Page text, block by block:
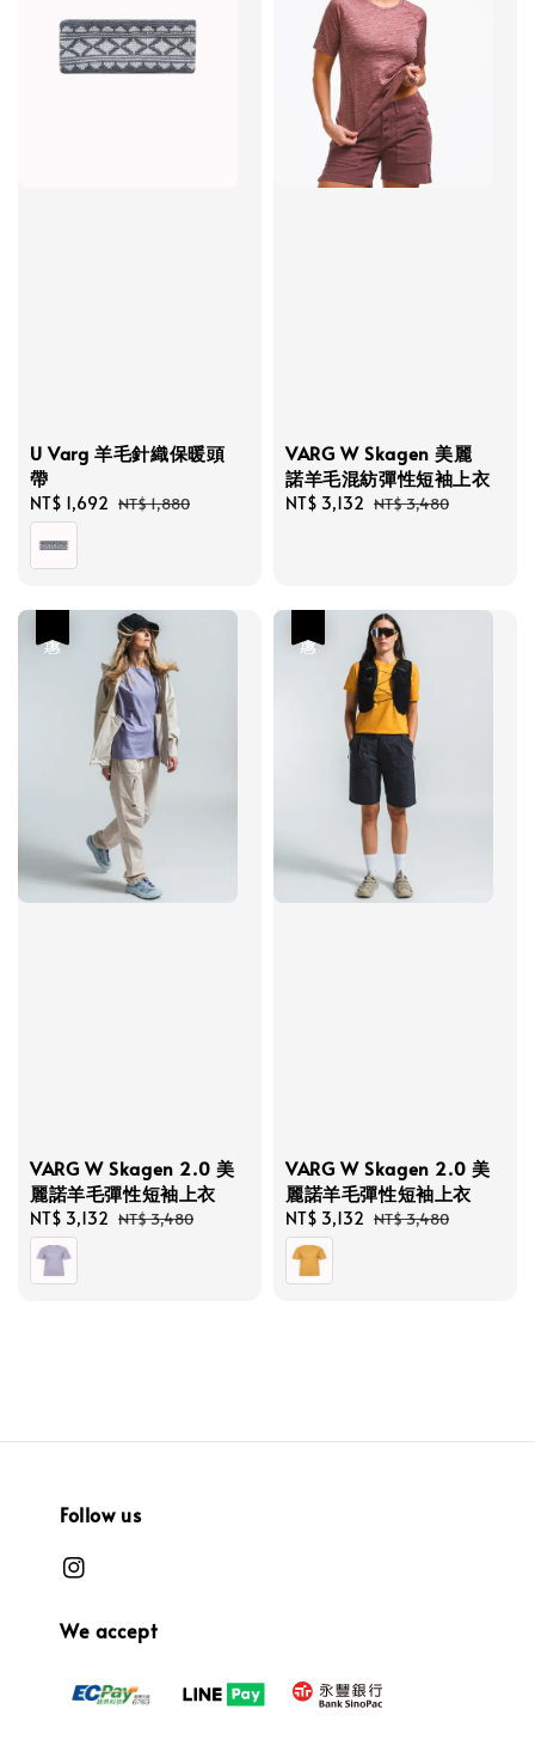
U Varg 羊毛針織保暖頭
帶
Sale
price
NT$ 1,692 Regular
NT$ 1,880
VARG W Skagen 美麗
諾羊毛混紡彈性短袖上衣
Sale
NT$ 3,132 Regular
NT$ 3,480
VARG W Skagen 2.0 美
麗諾羊毛彈性短袖上衣
Sale
price
NT$ 3,132 Regular
NT$ 3,480
VARG W Skagen 2.0 美
麗諾羊毛彈性短袖上衣
Sale
price
NT$ 3,132 Regular
NT$ 3,480
Follow us
We accept